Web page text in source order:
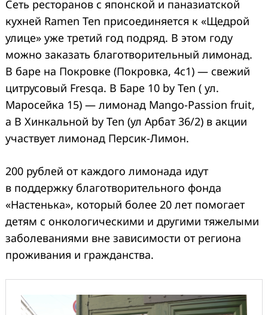
Сеть ресторанов с японской и паназиатской
кухней Ramen Ten присоединяется к «Щедрой
улице» уже третий год подряд. В этом году
можно заказать благотворительный лимонад.
В баре на Покровке (Покровка, 4с1) — свежий
цитрусовый Fresqa. В Баре 10 by Ten ( ул.
Маросейка 15) — лимонад Mango-Passion fruit,
а В Хинкальной by Ten (ул Арбат 36/2) в акции
участвует лимонад Персик-Лимон.
200 рублей от каждого лимонада идут
в поддержку благотворительного фонда
«Настенька», который более 20 лет помогает
детям с онкологическими и другими тяжелыми
заболеваниями вне зависимости от региона
проживания и гражданства.